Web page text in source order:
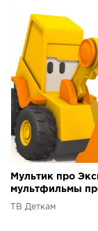
Мультик про
мультфильмы
ТВ Деткам